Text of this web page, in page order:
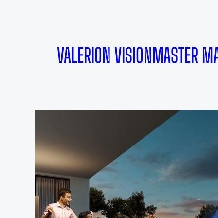
VALERION VISIONMASTER